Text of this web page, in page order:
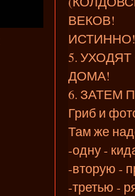
ВЕКОВ!
5.
ДОМА!
6. ЗАТЕМ
Гриб и
Там же
-одну -
-вторую -
-третью -